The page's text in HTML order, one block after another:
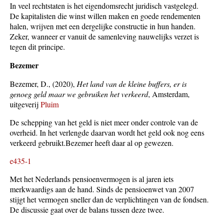
In veel rechtstaten is het eigendomsrecht juridisch vastgelegd.
De kapitalisten die winst willen maken en goede rendementen
halen, wrijven met een dergelijke constructie in hun handen.
Zeker, wanneer er vanuit de samenleving nauwelijks verzet is
tegen dit principe.
Bezemer
Bezemer, D., (2020), Het land van de kleine buffers, er is
genoeg geld maar we gebruiken het verkeerd, Amsterdam,
uitgeverij Pluim
De schepping van het geld is niet meer onder controle van de
overheid. In het verlengde daarvan wordt het geld ook nog eens
verkeerd gebruikt.Bezemer heeft daar al op gewezen.
e435-1
Met het Nederlands pensioenvermogen is al jaren iets
merkwaardigs aan de hand. Sinds de pensioenwet van 2007
stijgt het vermogen sneller dan de verplichtingen van de fondsen.
De discussie gaat over de balans tussen deze twee.